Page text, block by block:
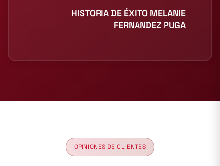
HISTORIA DE ÉXITO MELANIE
FERNANDEZ PUGA
OPINIONES DE CLIENTES